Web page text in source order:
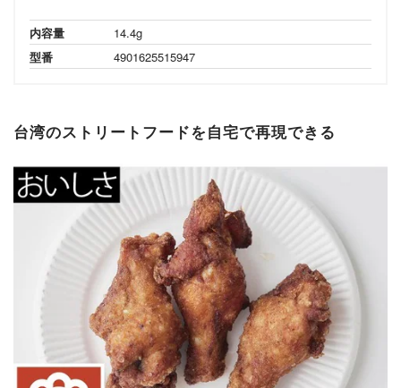
内容量
14.4g
型番
4901625515947
台湾のストリートフードを自宅で再現できる